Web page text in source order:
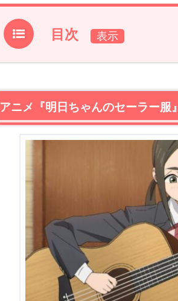
目次
1.アニメ『明日ちゃんのセーラー服』
2.1 体育祭開催！水泳のアンカー決め
2.2勝負開始！勝敗はどちらに輝くのか
アニメ『明日ちゃんのセーラー服』
アニメ『明日ちゃんのセーラー服